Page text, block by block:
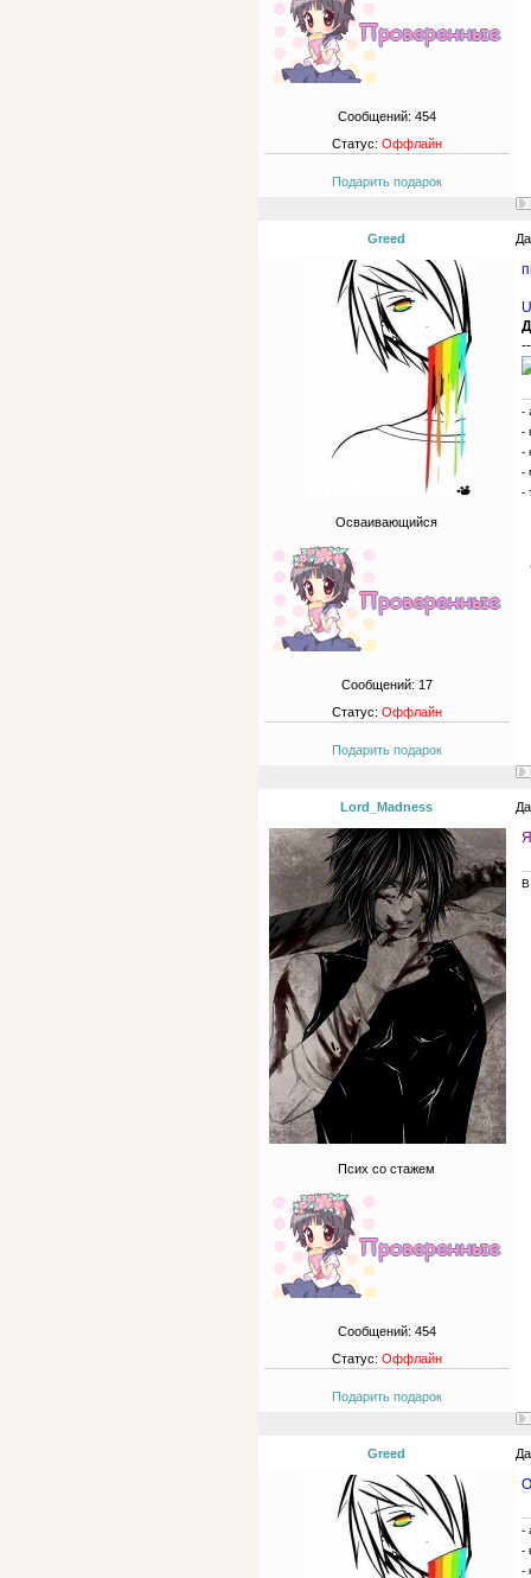
Сообщений: 454
Статус: Оффлайн
Подарить подарок
Greed
Осваивающийся
Сообщений: 17
Статус: Оффлайн
Подарить подарок
-
-
-
-
-
Lord_Madness
Псих со стажем
Сообщений: 454
Статус: Оффлайн
Подарить подарок
В
Greed
-
-
-